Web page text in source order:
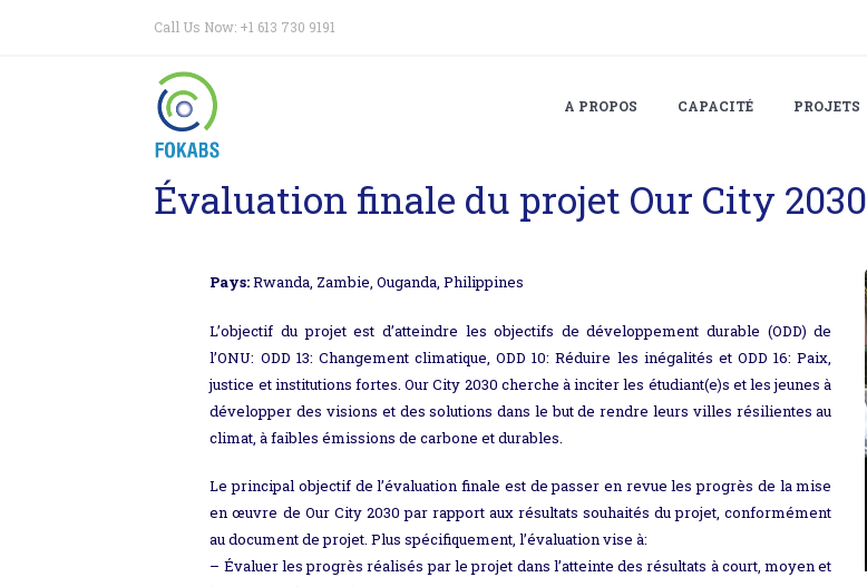
Call Us Now: +1 613 730 9191
A PROPOS CAPACITÉ PROJETS
Évaluation finale du projet Our City 2030
Pays:Rwanda, Zambie, Ouganda, Philippines
L’objectif du projet est d’atteindre les objectifs de développement durable (ODD) de
l’ONU: ODD 13: Changement climatique, ODD 10: Réduire les inégalités et ODD 16: Paix,
justice et institutions fortes. Our City 2030 cherche à inciter les étudiant(e)s et les jeunes à
développer des visions et des solutions dans le but de rendre leurs villes résilientes au
climat, à faibles émissions de carbone et durables.
Le principal objectif de l’évaluation finale est de passer en revue les progrès de la mise
en œuvre de Our City 2030 par rapport aux résultats souhaités du projet, conformément
au document de projet. Plus spécifiquement, l’évaluation vise à:
– Évaluer les progrès réalisés par le projet dans l’atteinte des résultats à court, moyen et